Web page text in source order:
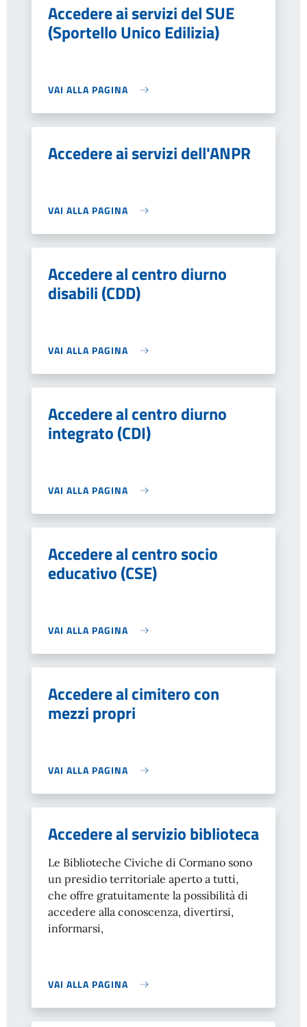
Accedere ai servizi del SUE
(Sportello Unico Edilizia)
VAI ALLA PAGINA
Accedere ai servizi dell'ANPR
VAI ALLA PAGINA
Accedere al centro diurno
disabili (CDD)
VAI ALLA PAGINA
Accedere al centro diurno
integrato (CDI)
VAI ALLA PAGINA
Accedere al centro socio
educativo (CSE)
VAI ALLA PAGINA
Accedere al cimitero con
mezzi propri
VAI ALLA PAGINA
Accedere al servizio biblioteca
Le Biblioteche Civiche di Cormano sono
un presidio territoriale aperto a tutti,
che offre gratuitamente la possibilità di
accedere alla conoscenza, divertirsi,
informarsi,
VAI ALLA PAGINA